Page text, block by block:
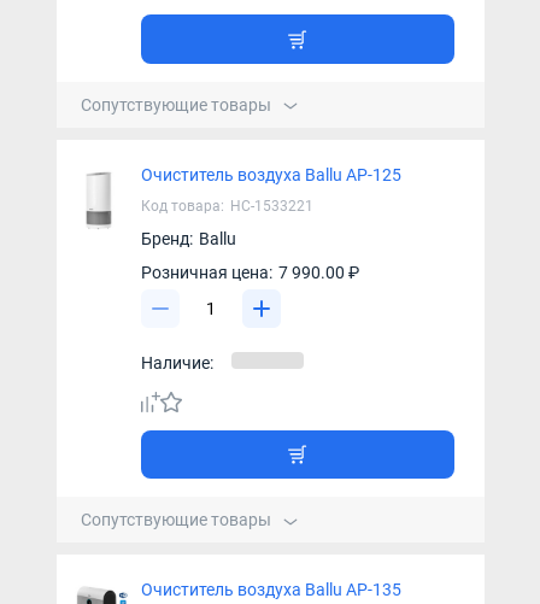
Сопутствующие товары
Очиститель воздуха Ballu AP-125
Код товара: НС-1533221
Бренд: Ballu
Розничная цена: 7 990.00 ₽
Наличие:
Сопутствующие товары
Очиститель воздуха Ballu AP-135